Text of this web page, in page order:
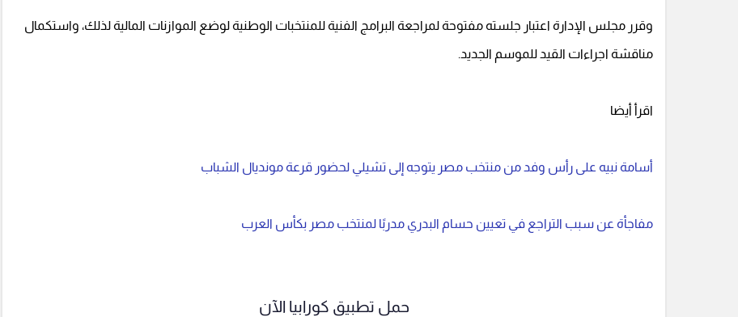
وقرر مجلس الإدارة اعتبار جلسته مفتوحة لمراجعة البرامج الفنية للمنتخبات الوطنية لوضع الموازنات المالية لذلك، واستكمال
مناقشة اجراءات القيد للموسم الجديد.
اقرأ أيضا
أسامة نبيه على رأس وفد من منتخب مصر يتوجه إلى تشيلي لحضور قرعة مونديال الشباب
مفاجأة عن سبب التراجع في تعيين حسام البدري مدربًا لمنتخب مصر بكأس العرب
حمل تطبيق كورابيا الآن